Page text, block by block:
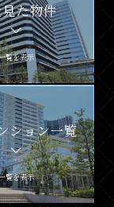
た物件
覧を表示
ション一覧
覧を表示